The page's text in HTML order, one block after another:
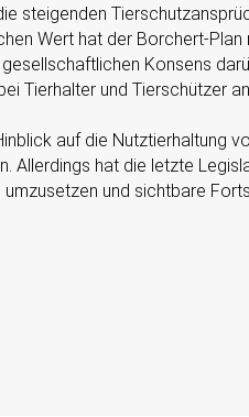
steigenden
Wert hat der Borchert-Plan
Konsens
Tierhalter und Tierschützer
auf die Nutztierhaltung
Allerdings hat die letzte
und sichtbare